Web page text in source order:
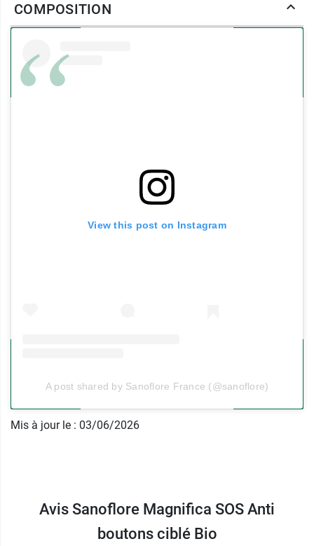
Antibactérienne et anti-inflammatoire, elle
participe à la purification de la peau et à
L’huile essentielle d’origan
action anti-rougeurs
SOS Anti boutons Bio Magnifica
Sanoflore préserve l'hydratation
fermeté qui la rendent plus confortable et
résistante au quotidien.
COMPOSITION
View this post on Instagram
A post shared by Sanoflore France (@sanoflore)
Mis à jour le : 03/06/2026
Avis Sanoflore Magnifica SOS Anti
boutons ciblé Bio